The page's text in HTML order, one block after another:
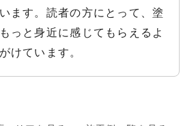
ます。読者の方にとって、塗
っと身近に感じてもらえるよ
けています。